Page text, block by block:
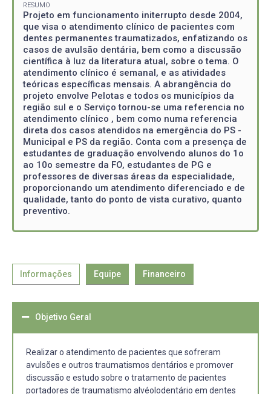
RESUMO
Projeto em funcionamento initerrupto desde 2004,
que visa o atendimento clínico de pacientes com
dentes permanentes traumatizados, enfatizando os
casos de avulsão dentária, bem como a discussão
científica à luz da literatura atual, sobre o tema. O
atendimento clínico é semanal, e as atividades
teóricas específicas mensais. A abrangência do
projeto envolve Pelotas e todos os municípios da
região sul e o Serviço tornou-se uma referencia no
atendimento clínico , bem como numa referencia
direta dos casos atendidos na emergência do PS -
Municipal e PS da região. Conta com a presença de
estudantes de graduação envolvendo alunos do 1o
ao 10o semestre da FO, estudantes de PG e
professores de diversas áreas da especialidade,
proporcionando um atendimento diferenciado e de
qualidade, tanto do ponto de vista curativo, quanto
preventivo.
Informações Equipe Financeiro
Objetivo Geral
Realizar o atendimento de pacientes que sofreram
avulsões e outros traumatismos dentários e promover
discussão e estudo sobre o tratamento de pacientes
portadores de traumatismo alvéolo­dentário em dentes